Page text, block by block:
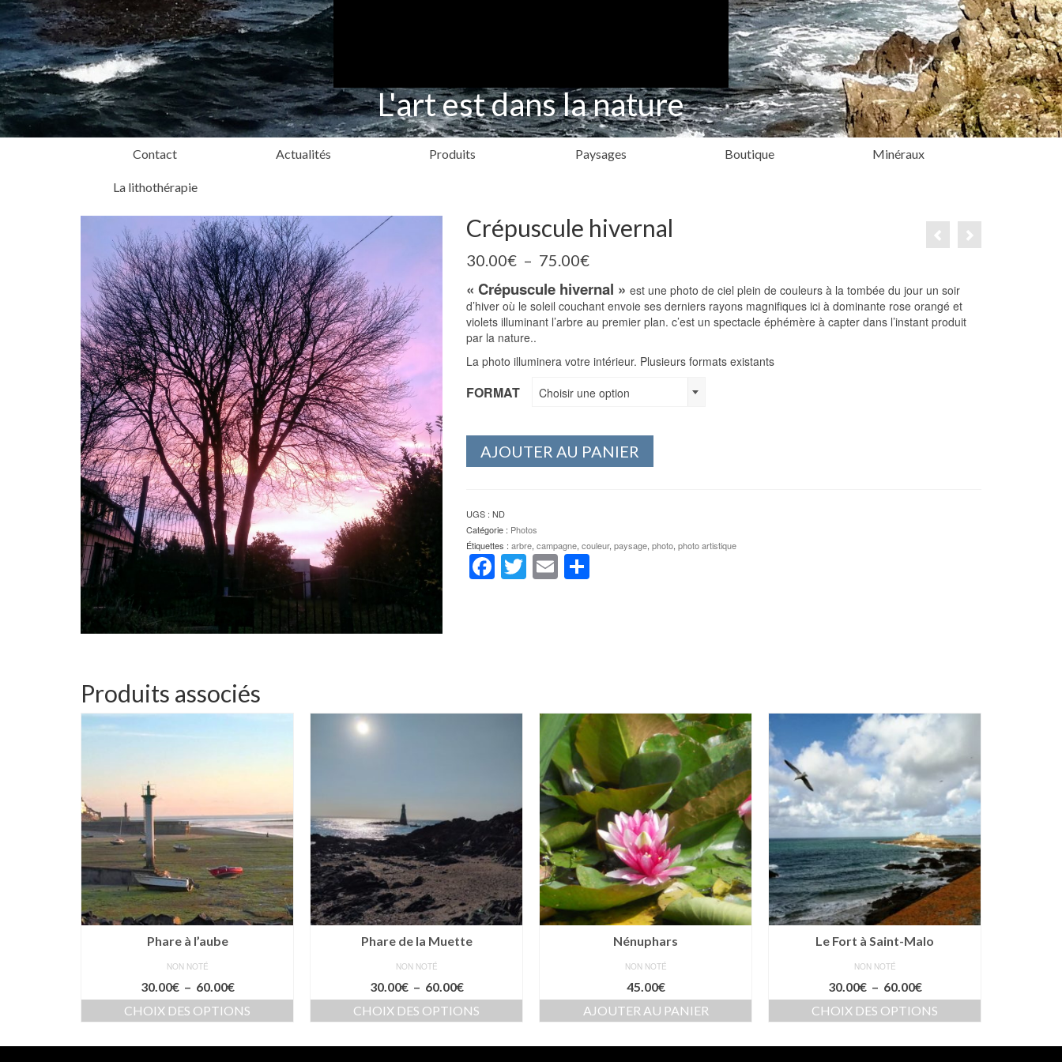
L'art est dans la nature
Contact Actualités Produits Paysages Boutique Minéraux
La lithothérapie
Crépuscule hivernal
30.00€ – 75.00€Plage
prix :
30.00€
à
« Crépuscule hivernal » est une photo de ciel plein de couleurs à la tombée du jour un soir
d’hiver où le soleil couchant envoie ses derniers rayons magnifiques ici à dominante rose orangé et
violets illuminant l’arbre au premier plan. c’est un spectacle éphémère à capter dans l’instant produit
par la nature..
La photo illuminera votre intérieur. Plusieurs formats existants
FORMAT Choisir une option
AJOUTER AU PANIER
UGS : ND
Catégorie : Photos
Étiquettes : arbre, campagne, couleur, paysage, photo, photo artistique
Facebook
Twitter
EmailPartager
Produits associés
Phare à l’aube
NON NOTÉ
30.00€ – 60.00€Plage
de
prix :
à
CHOIX DES OPTIONS
produit
Phare de la Muette
NON NOTÉ
30.00€ – 60.00€Plage
de
prix :
à
CHOIX DES OPTIONS
produit
Nénuphars
NON NOTÉ
45.00€
AJOUTER AU PANIER
Le Fort à Saint-Malo
NON NOTÉ
30.00€ – 60.00€Plage
de
prix :
à
CHOIX DES OPTIONS
produit